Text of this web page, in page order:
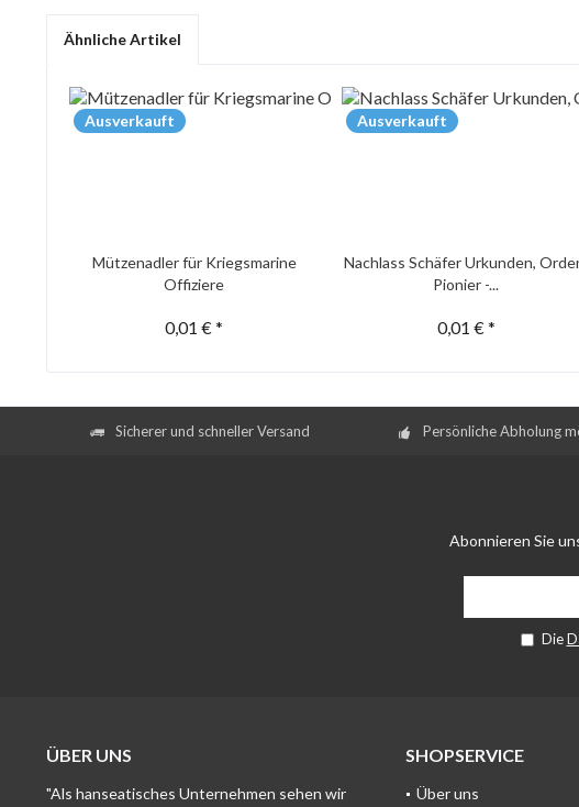
Ähnliche Artikel
Ausverkauft
Mützenadler für Kriegsmarine
Offiziere
0,01 € *
Ausverkauft
Nachlass Schäfer Urkunden,
Pionier -...
0,01 € *
Sicherer und schneller Versand Persönliche Abholung
Abonnieren Sie
Die
ÜBER UNS
"Als hanseatisches Unternehmen sehen wir
SHOPSERVICE
Über uns